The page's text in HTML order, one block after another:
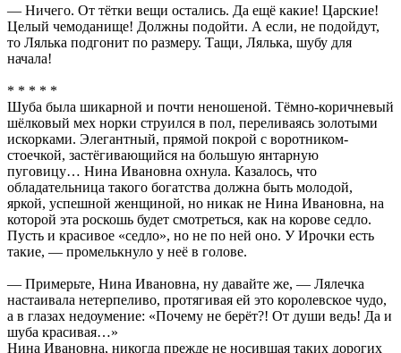
— Ничего. От тётки вещи остались. Да ещё какие! Царские!
Целый чемоданище! Должны подойти. А если, не подойдут,
то Лялька подгонит по размеру. Тащи, Лялька, шубу для
начала!
* * * * *
Шуба была шикарной и почти неношеной. Тёмно-коричневый
шёлковый мех норки струился в пол, переливаясь золотыми
искорками. Элегантный, прямой покрой с воротником-
стоечкой, застёгивающийся на большую янтарную
пуговицу… Нина Ивановна охнула. Казалось, что
обладательница такого богатства должна быть молодой,
яркой, успешной женщиной, но никак не Нина Ивановна, на
которой эта роскошь будет смотреться, как на корове седло.
Пусть и красивое «седло», но не по ней оно. У Ирочки есть
такие, — промелькнуло у неё в голове.
— Примерьте, Нина Ивановна, ну давайте же, — Лялечка
настаивала нетерпеливо, протягивая ей это королевское чудо,
а в глазах недоумение: «Почему не берёт?! От души ведь! Да и
шуба красивая…»
Нина Ивановна, никогда прежде не носившая таких дорогих